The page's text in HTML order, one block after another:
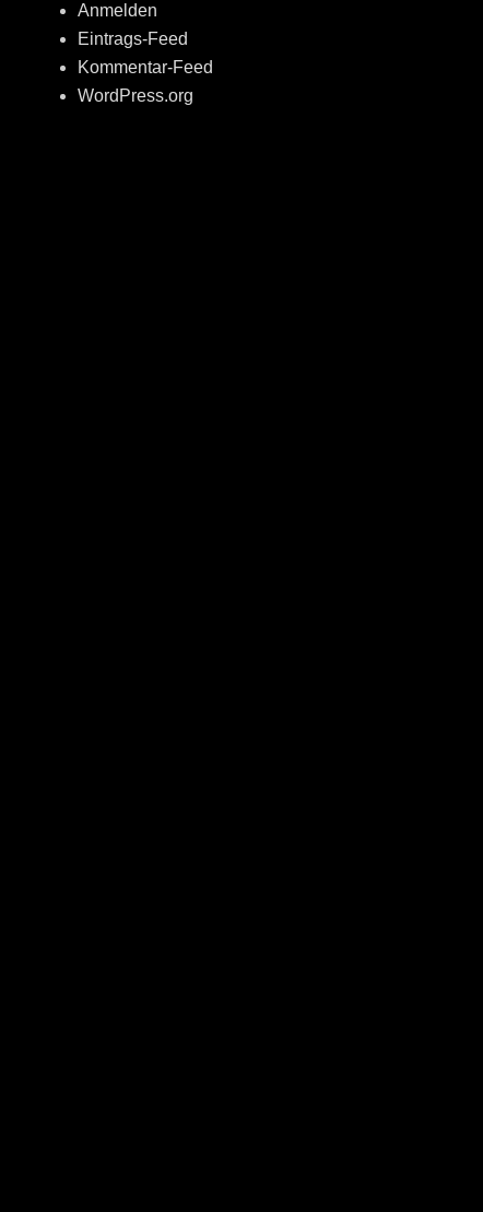
Anmelden
Eintrags-Feed
Kommentar-Feed
WordPress.org